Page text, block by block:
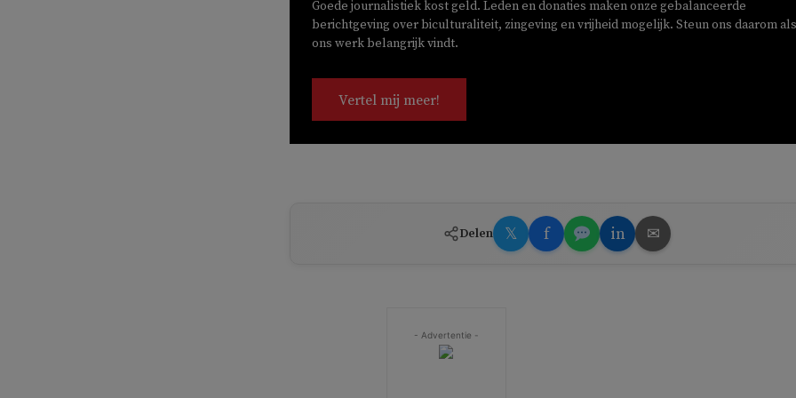
Goede journalistiek kost geld. Leden en donaties maken onze gebalanceerde
berichtgeving over biculturaliteit, zingeving en vrijheid mogelijk. Steun ons daarom
ons werk belangrijk vindt.
Vertel mij meer!
Delen 𝕏 f in ✉
- Advertentie -